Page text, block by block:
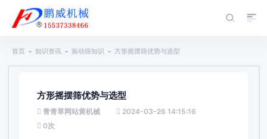
首页 知识资讯 振动筛知识 方形摇摆筛优势与选型
方形摇摆筛优势与选型
青青草网站黄机械
2024-03-26 14:15:16
0次